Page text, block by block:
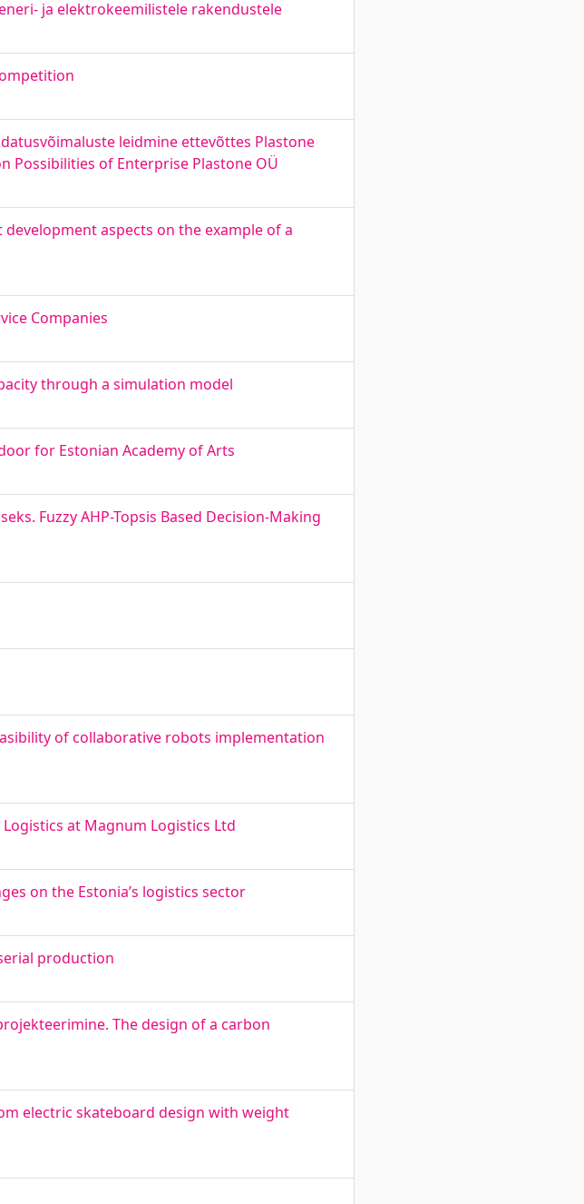
ja elektrokeemilistele rakendustele
leidmine ettevõttes Plastone
Possibilities of Enterprise Plastone OÜ
aspects on the example of a
Companies
through a simulation model
for Estonian Academy of Arts
Fuzzy AHP-Topsis Based Decision-Making
of collaborative robots implementation
at Magnum Logistics Ltd
on the Estonia’s logistics sector
production
The design of a carbon
electric skateboard design with weight